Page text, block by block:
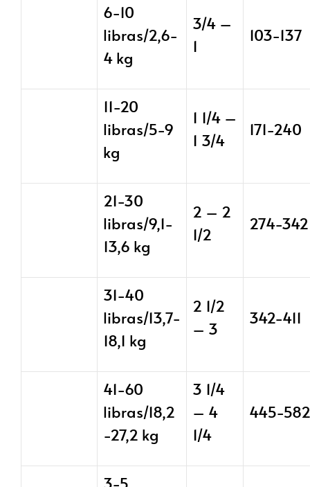
6-10
libras/2,6-
4 kg
3/4 –
1
103-137
11-20
libras/5-9
kg
1 1/4 –
1 3/4
171-240
21-30
libras/9,1-
13,6 kg
2 – 2
1/2
274-342
31-40
libras/13,7-
18,1 kg
2 1/2
– 3
342-411
41-60
libras/18,2
-27,2 kg
3 1/4
– 4
1/4
445-582
3-5